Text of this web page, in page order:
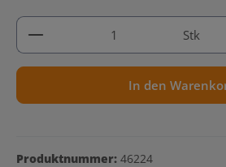
Produkt Anzahl: Gib denStk
In den
Produktnummer: 46224